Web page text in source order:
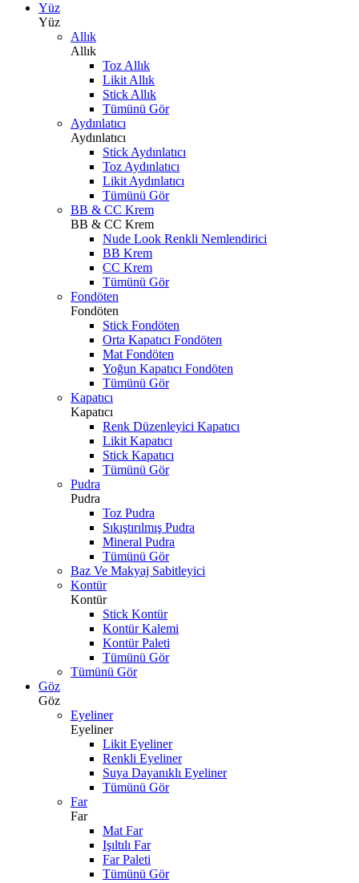
Yüz
Yüz
Allık
Allık
Toz Allık
Likit Allık
Stick Allık
Tümünü Gör
Aydınlatıcı
Aydınlatıcı
Stick Aydınlatıcı
Toz Aydınlatıcı
Likit Aydınlatıcı
Tümünü Gör
BB & CC Krem
BB & CC Krem
Nude Look Renkli Nemlendirici
BB Krem
CC Krem
Tümünü Gör
Fondöten
Fondöten
Stick Fondöten
Orta Kapatıcı Fondöten
Mat Fondöten
Yoğun Kapatıcı Fondöten
Tümünü Gör
Kapatıcı
Kapatıcı
Renk Düzenleyici Kapatıcı
Likit Kapatıcı
Stick Kapatıcı
Tümünü Gör
Pudra
Pudra
Toz Pudra
Sıkıştırılmış Pudra
Mineral Pudra
Tümünü Gör
Baz Ve Makyaj Sabitleyici
Kontür
Kontür
Stick Kontür
Kontür Kalemi
Kontür Paleti
Tümünü Gör
Tümünü Gör
Göz
Göz
Eyeliner
Eyeliner
Likit Eyeliner
Renkli Eyeliner
Suya Dayanıklı Eyeliner
Tümünü Gör
Far
Far
Mat Far
Işıltılı Far
Far Paleti
Tümünü Gör